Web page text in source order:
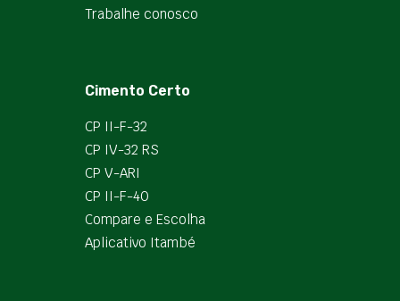
Trabalhe conosco
Cimento Certo
CP II-F-32
CP IV-32 RS
CP V-ARI
CP II-F-40
Compare e Escolha
Aplicativo Itambé